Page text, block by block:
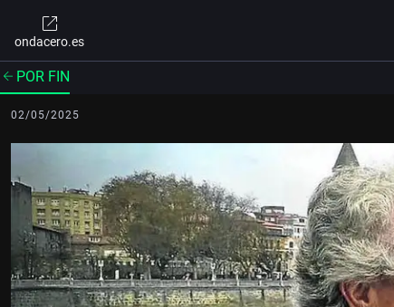
ondacero.es
POR FIN
02/05/2025